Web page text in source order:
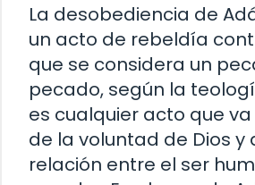
La desobediencia de
un acto de rebeldía
que se considera un
pecado, según la
es cualquier acto que
de la voluntad de Dios y
relación entre el ser